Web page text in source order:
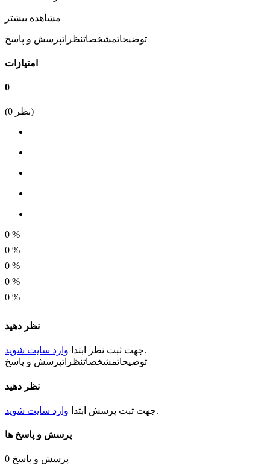
سرعت اسمی
35
CW/CCW
شرایط کاری
مشاهده بیشتر
توضیحاتمشخصاتنظراتپرسش و پاسخ
امتیازات
0
(0 نظر)
0 %
0 %
0 %
0 %
0 %
نظر دهید
جهت ثبت نظر ابتدا وارد سایت شوید
.
توضیحاتمشخصاتنظراتپرسش و پاسخ
نظر دهید
جهت ثبت پرسش ابتدا وارد سایت شوید .
پرسش و پاسخ ها
0 پرسش و پاسخ